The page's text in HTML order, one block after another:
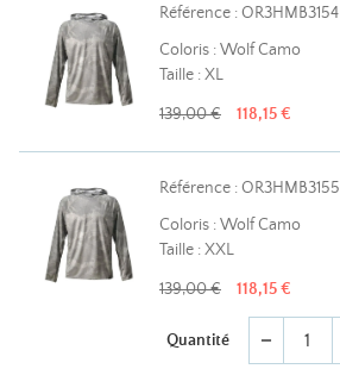
Référence : OR3HMB3154
Coloris : Wolf Camo
Taille : XL
139,00 € 118,15 €
Référence : OR3HMB3155
Coloris : Wolf Camo
Taille : XXL
139,00 € 118,15 €
Quantité remove